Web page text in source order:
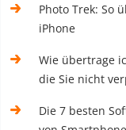
Photo Trek: So
iPhone
Wie übertrage
die Sie nicht
Die 7 besten